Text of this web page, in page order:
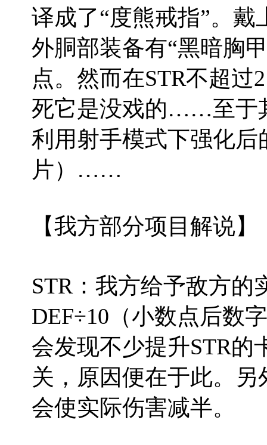
译成了“度熊戒指”。戴
外胴部装备有“黑暗胸
点。然而在STR不超过
死它是没戏的……至于
利用射手模式下强化
片）……
【我方部分项目解说】
STR：我方给予敌方的
DEF÷10（小数点后数
会发现不少提升STR的
关，原因便在于此。
会使实际伤害减半。